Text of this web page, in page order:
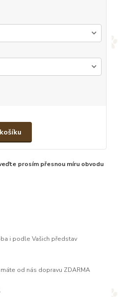
prosím přesnou míru obvodu
i podle Vašich představ
od nás dopravu ZDARMA